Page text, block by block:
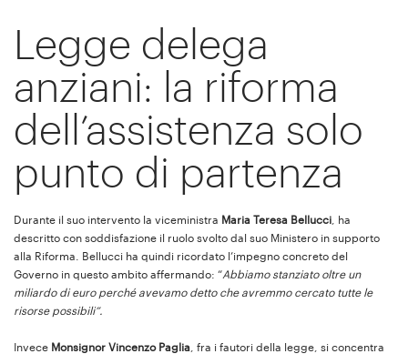
Legge delega
anziani: la riforma
dell’assistenza solo
punto di partenza
Durante il suo intervento la viceministra Maria Teresa Bellucci, ha
descritto con soddisfazione il ruolo svolto dal suo Ministero in supporto
alla Riforma. Bellucci ha quindi ricordato l’impegno concreto del
Governo in questo ambito affermando: “Abbiamo stanziato oltre un
miliardo di euro perché avevamo detto che avremmo cercato tutte le
risorse possibili”.
Invece Monsignor Vincenzo Paglia, fra i fautori della legge, si concentra